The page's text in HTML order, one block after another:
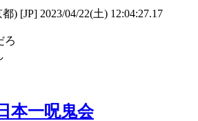
) [JP] 2023/04/22(土) 12:04:27.17
ろ
本一呪鬼会